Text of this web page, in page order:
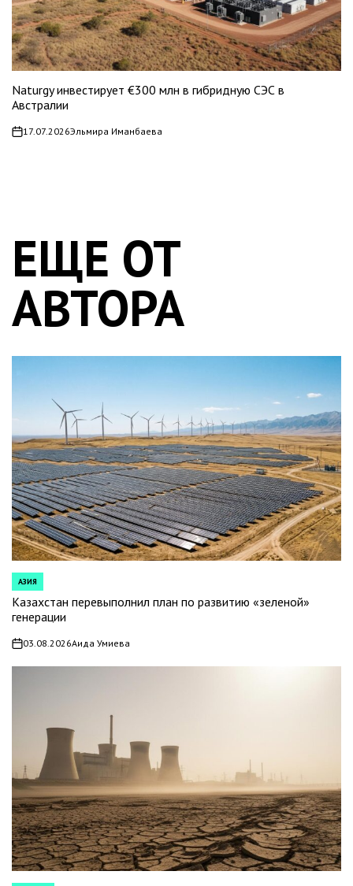
Naturgy инвестирует €300 млн в гибридную СЭС в
Австралии
on17.07.2026Эльмира Иманбаева
ЕЩЕ ОТ
АВТОРА
POSTED
IN
АЗИЯ
Казахстан перевыполнил план по развитию «зеленой»
генерации
on03.08.2026Аида Умиева